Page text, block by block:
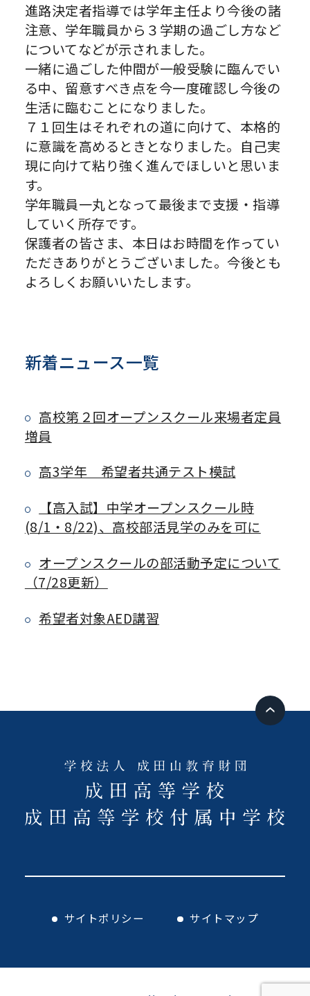
進路決定者指導では学年主任より今後の諸
注意、学年職員から３学期の過ごし方など
についてなどが示されました。
一緒に過ごした仲間が一般受験に臨んでい
る中、留意すべき点を今一度確認し今後の
生活に臨むことになりました。
７１回生はそれぞれの道に向けて、本格的
に意識を高めるときとなりました。自己実
現に向けて粘り強く進んでほしいと思いま
す。
学年職員一丸となって最後まで支援・指導
していく所存です。
保護者の皆さま、本日はお時間を作ってい
ただきありがとうございました。今後とも
よろしくお願いいたします。
新着ニュース一覧
高校第２回オープンスクール来場者定員
増員
高3学年 希望者共通テスト模試
【高入試】中学オープンスクール時
(8/1・8/22)、高校部活見学のみを可に
オープンスクールの部活動予定について
（7/28更新）
希望者対象AED講習
サイトポリシー サイトマップ